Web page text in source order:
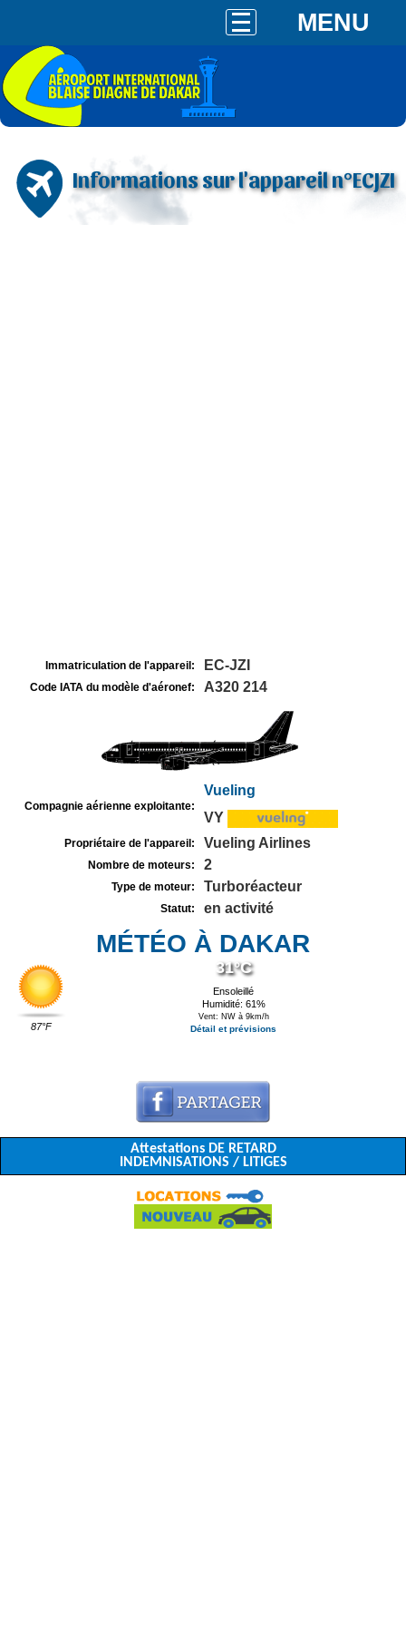
MENU
Informations sur l'appareil n°ECJZI
Immatriculation de l'appareil: EC-JZI
Code IATA du modèle d'aéronef: A320 214
Compagnie aérienne exploitante:
Vueling
VY
Propriétaire de l'appareil: Vueling Airlines
Nombre de moteurs: 2
Type de moteur: Turboréacteur
Statut: en activité
MÉTÉO À DAKAR
87°F
31°C
Ensoleillé
Humidité: 61%
Vent: NW à 9km/h
Détail et prévisions
Attestations DE RETARD
INDEMNISATIONS / LITIGES